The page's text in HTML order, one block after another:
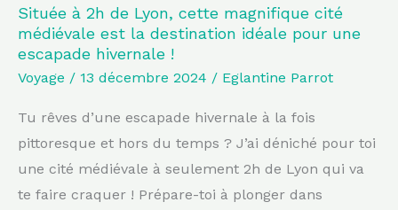
Située à 2h de Lyon, cette magnifique cité
médiévale est la destination idéale pour une
escapade hivernale !
Voyage / 13 décembre 2024 / Eglantine Parrot
Tu rêves d’une escapade hivernale à la fois
pittoresque et hors du temps ? J’ai déniché pour toi
une cité médiévale à seulement 2h de Lyon qui va
te faire craquer ! Prépare-toi à plonger dans
la
destination
idéale
pour
une
escapade
hivernale
!